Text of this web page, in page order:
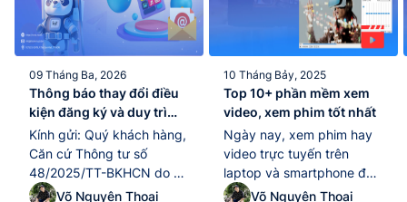
09 Tháng Ba, 2026
Thông báo thay đổi điều
kiện đăng ký và duy trì
tên miền “.edu.vn” kể từ
ngày 10/02/2026
Kính gửi: Quý khách hàng,
Căn cứ Thông tư số
48/2025/TT-BKHCN do Bộ
Khoa học và Công nghệ
Võ Nguyên Thoại
10 Tháng Bảy, 2025
Top 10+ phần mềm xem
video, xem phim tốt nhất
Ngày nay, xem phim hay
video trực tuyến trên
laptop và smartphone đã
trở thành thói quen giải trí
Võ Nguyên Thoại